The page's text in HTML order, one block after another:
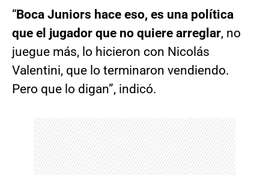
“Boca Juniors hace eso, es una política
que el jugador que no quiere arreglar, no
juegue más, lo hicieron con Nicolás
Valentini, que lo terminaron vendiendo.
Pero que lo digan”, indicó.